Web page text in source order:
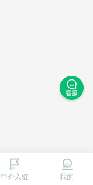
中介入驻 我的